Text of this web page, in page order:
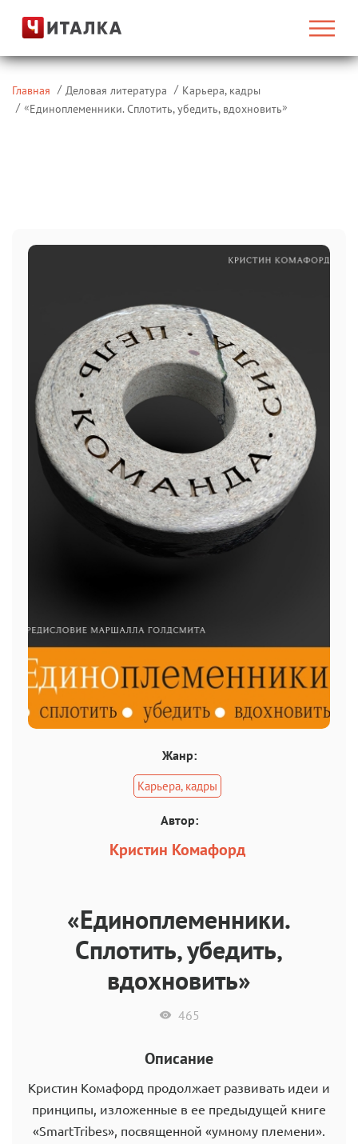
Главная Деловая литература
Карьера, кадры
«Единоплеменники. Сплотить, убедить, вдохновить»
Жанр:
Карьера, кадры
Автор:
Кристин Комафорд
«Единоплеменники.
Сплотить, убедить,
вдохновить»
465
Описание
Кристин Комафорд продолжает развивать идеи и
принципы, изложенные в ее предыдущей книге
«SmartTribes», посвященной «умному племени».